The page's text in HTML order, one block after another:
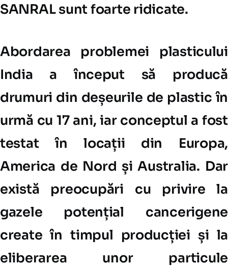
SANRAL sunt foarte ridicate.
Abordarea problemei plasticului
India a început să producă
drumuri din deșeurile de plastic în
urmă cu 17 ani, iar conceptul a fost
testat în locații din Europa,
America de Nord și Australia. Dar
există preocupări cu privire la
gazele potențial cancerigene
create în timpul producției și la
eliberarea unor particule